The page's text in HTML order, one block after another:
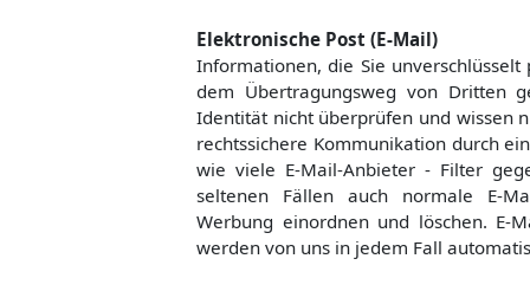
Elektronische Post (E-Mail)
Informationen, die Sie
dem Übertragungsweg von Dritten
Identität nicht überprüfen und wissen
rechtssichere Kommunikation durch
wie viele E-Mail-Anbieter - Filter
seltenen Fällen auch normale E-
Werbung einordnen und löschen. E-
werden von uns in jedem Fall